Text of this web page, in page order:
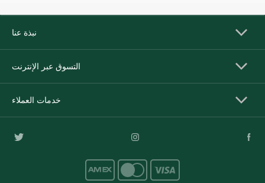
نبذة عنا
التسوق عبر الإنترنت
خدمات العملاء